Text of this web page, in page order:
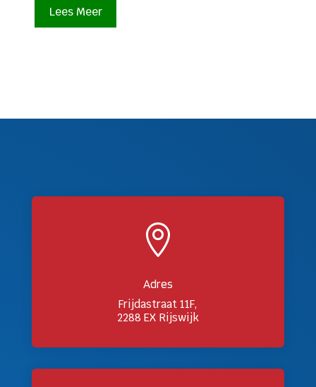
Lees Meer

Adres
Frijdastraat 11F,
2288 EX Rijswijk